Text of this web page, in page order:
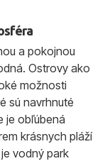
a pokojnou
Ostrovy ako
možnosti
sú navrhnuté
je obľúbená
krásnych pláží
vodný park